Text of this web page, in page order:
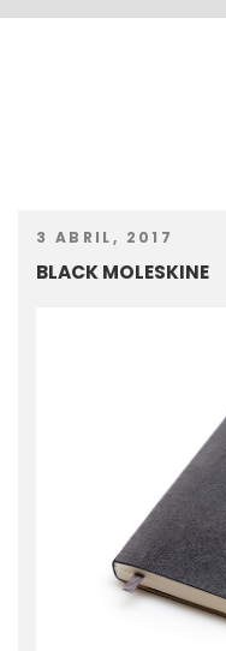
3 ABRIL, 2017
BLACK MOLESKINE